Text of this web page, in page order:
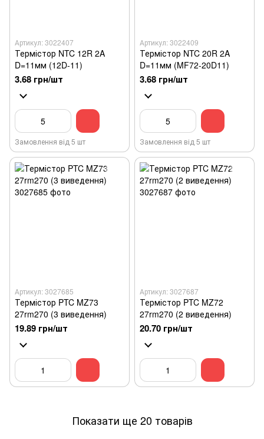
Артикул: 3022407
Термістор NTC 12R 2A
D=11мм (12D-11)
3.68 грн/шт
Замовлення від 5 шт
Артикул: 3022409
Термістор NTC 20R 2A
D=11мм (MF72-20D11)
3.68 грн/шт
Замовлення від 5 шт
Артикул: 3027685
Термістор PTC MZ73
27rm270 (3 виведення)
19.89 грн/шт
Артикул: 3027687
Термістор PTC MZ72
27rm270 (2 виведення)
20.70 грн/шт
Показати ще 20 товарів